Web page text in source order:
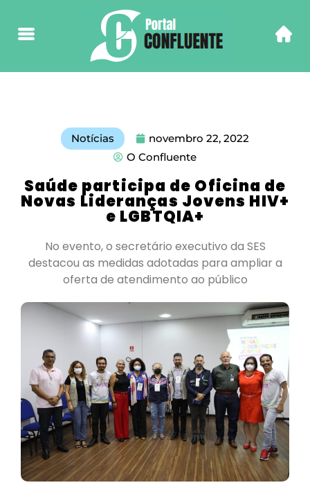
Notícias
novembro 22, 2022
O Confluente
Saúde participa de Oficina de
Novas Lideranças Jovens HIV+
e LGBTQIA+
No evento, o secretário executivo da SES
destacou as medidas adotadas para ampliar a
oferta de atendimento ao público